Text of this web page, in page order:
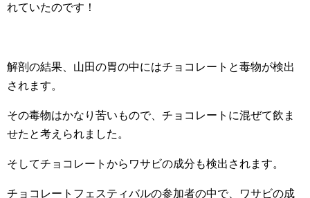
れていたのです！
解剖の結果、山田の胃の中にはチョコレートと毒物が検出
されます。
その毒物はかなり苦いもので、チョコレートに混ぜて飲ま
せたと考えられました。
そしてチョコレートからワサビの成分も検出されます。
チョコレートフェスティバルの参加者の中で、ワサビの成